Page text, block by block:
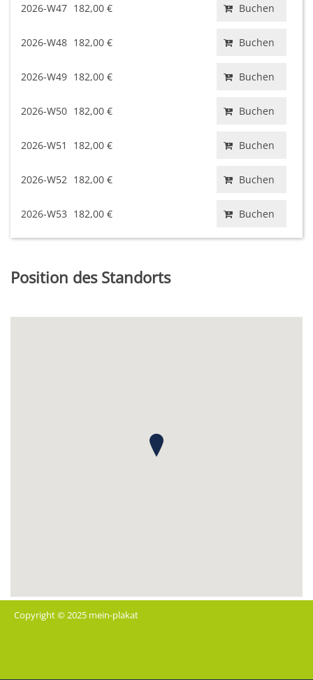
2026-W47 182,00 € Buchen
2026-W48 182,00 € Buchen
2026-W49 182,00 € Buchen
2026-W50 182,00 € Buchen
2026-W51 182,00 € Buchen
2026-W52 182,00 € Buchen
2026-W53 182,00 € Buchen
Position des Standorts
Copyright © 2025 mein-plakat